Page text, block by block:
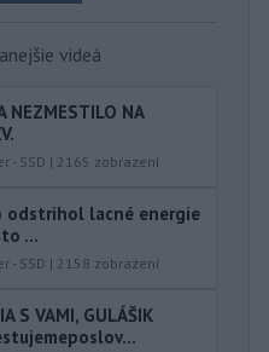
videá
NEZMESTILO NA
- SSD | 2165 zobrazení
odstrihol lacné energie
...
- SSD | 2158 zobrazení
S VAMI, GULÁŠIK